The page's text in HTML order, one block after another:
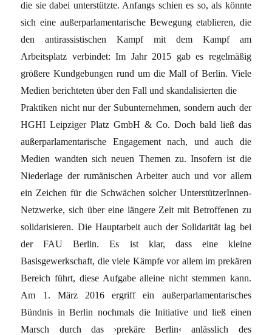
die sie dabei unterstützte. Anfangs schien es so, als könnte
sich eine außerparlamentarische Bewegung etablieren, die
den antirassistischen Kampf mit dem Kampf am
Arbeitsplatz verbindet: Im Jahr 2015 gab es regelmäßig
größere Kundgebungen rund um die Mall of Berlin. Viele
Medien berichteten über den Fall und skandalisierten die
Praktiken nicht nur der Subunternehmen, sondern auch der
HGHI Leipziger Platz GmbH & Co. Doch bald ließ das
außerparlamentarische Engagement nach, und auch die
Medien wandten sich neuen Themen zu. Insofern ist die
Niederlage der rumänischen Arbeiter auch und vor allem
ein Zeichen für die Schwächen solcher UnterstützerInnen-
Netzwerke, sich über eine längere Zeit mit Betroffenen zu
solidarisieren. Die Hauptarbeit auch der Solidarität lag bei
der FAU Berlin. Es ist klar, dass eine kleine
Basisgewerkschaft, die viele Kämpfe vor allem im prekären
Bereich führt, diese Aufgabe alleine nicht stemmen kann.
Am 1. März 2016 ergriff ein außerparlamentarisches
Bündnis in Berlin nochmals die Initiative und ließ einen
Marsch durch das ›prekäre Berlin‹ anlässlich des